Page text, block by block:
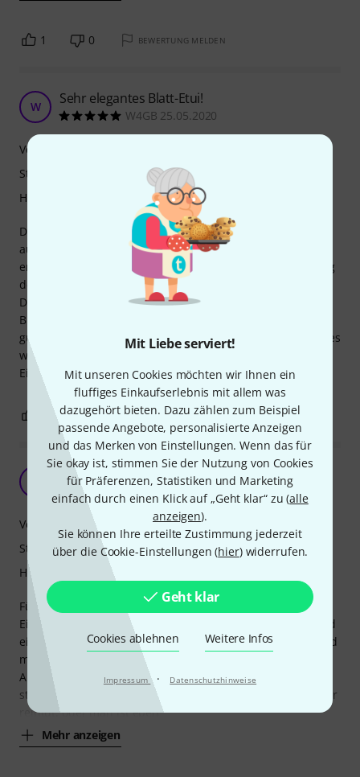
Mit Liebe serviert!
Mit unseren Cookies möchten wir Ihnen ein
fluffiges Einkaufserlebnis mit allem was
dazugehört bieten. Dazu zählen zum Beispiel
passende Angebote, personalisierte Anzeigen
und das Merken von Einstellungen. Wenn das für
Sie okay ist, stimmen Sie der Nutzung von Cookies
für Präferenzen, Statistiken und Marketing
einfach durch einen Klick auf „Geht klar“ zu (alle
anzeigen).
Sie können Ihre erteilte Zustimmung jederzeit
über die Cookie-Einstellungen (hier) widerrufen.
Geht klar
Cookies ablehnen Weitere Infos
Impressum · Datenschutzhinweise
1 0 BEWERTUNG MELDEN
W Sehr elegantes Blatt-Etui!
W4GB 25.05.2020
Das Blatt-Etui für Altsaxophon sieht nicht nur sehr elegant
aus, sondern
erfüllt voll und ganz die Anforderungen zur Ausbewahrung
der Blätter.
Die Handhabung ist sehr einfach, da die glatte Fläche den
Blätter eine
gute Stabilität zur Aufbewahrung bietet u. somit ein rasches
wechseln möglich ist.
Eine klare Kaufentscheidung für Profimusiker!
Verarbeitung
Stabilität
Handling
0 BEWERTUNG MELDEN
Das Teil ist klasse!
Clemente 02.02.2016
Für die Aufbewahrung der Blätter ist dieses Etui perfekt.
Eine leichte Einschränkung gibt es für Tenorblätter: es wird
ein wenig eng im Etui, wenn man sechs Blätter reinlegt und
man muss aufpassen, dass die Blätter beim Ein- und
Auspacken nicht an die verschiebbaren Metallspangen
stoßen. Dies lässt sich umgehen, wenn man nur vier Blätter
reintut, oder man ist eben
Mehr anzeigen
Verarbeitung
Stabilität
Handling